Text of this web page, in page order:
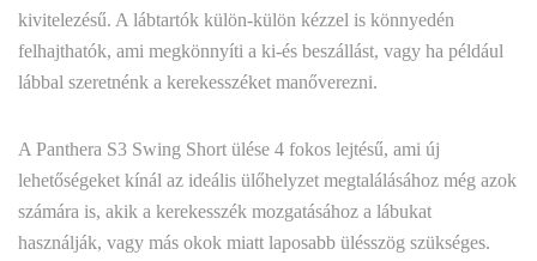
kivitelezésű. A lábtartók külön-külön kézzel is könnyedén
felhajthatók, ami megkönnyíti a ki-és beszállást, vagy ha például
lábbal szeretnénk a kerekesszéket manőverezni.
A Panthera S3 Swing Short ülése 4 fokos lejtésű, ami új
lehetőségeket kínál az ideális ülőhelyzet megtalálásához még azok
számára is, akik a kerekesszék mozgatásához a lábukat
használják, vagy más okok miatt laposabb ülésszög szükséges.